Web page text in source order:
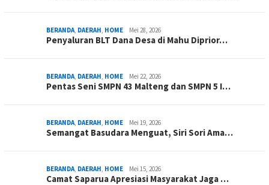
BERANDA, DAERAH, HOME Mei 28, 2026
Penyaluran BLT Dana Desa di Mahu Diprior…
BERANDA, DAERAH, HOME Mei 22, 2026
Pentas Seni SMPN 43 Malteng dan SMPN 5 I…
BERANDA, DAERAH, HOME Mei 19, 2026
Semangat Basudara Menguat, Siri Sori Ama…
BERANDA, DAERAH, HOME Mei 15, 2026
Camat Saparua Apresiasi Masyarakat Jaga …